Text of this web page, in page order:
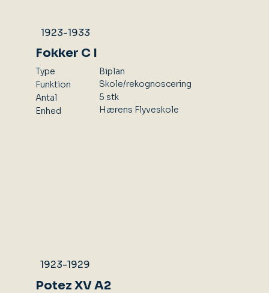
1923-1933
Fokker C I
Type
Funktion
Antal
Enhed
Biplan
Skole/rekognoscering
5 stk
Hærens Flyveskole
1923-1929
Potez XV A2